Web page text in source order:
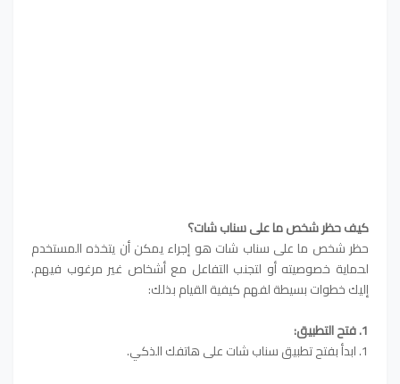
كيف حظر شخص ما على سناب شات؟
حظر شخص ما على سناب شات هو إجراء يمكن أن يتخذه المستخدم
لحماية خصوصيته أو لتجنب التفاعل مع أشخاص غير مرغوب فيهم.
إليك خطوات بسيطة لفهم كيفية القيام بذلك:
1. فتح التطبيق:
1. ابدأ بفتح تطبيق سناب شات على هاتفك الذكي.